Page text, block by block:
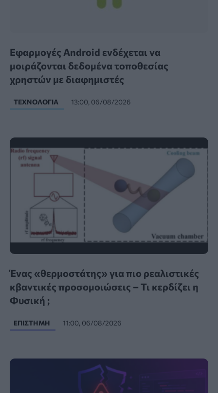
Εφαρμογές Android ενδέχεται να
μοιράζονται δεδομένα τοποθεσίας
χρηστών με διαφημιστές
ΤΕΧΝΟΛΟΓΊΑ 13:00, 06/08/2026
Ένας «θερμοστάτης» για πιο ρεαλιστικές
κβαντικές προσομοιώσεις – Τι κερδίζει η
Φυσική ;
ΕΠΙΣΤΉΜΗ 11:00, 06/08/2026